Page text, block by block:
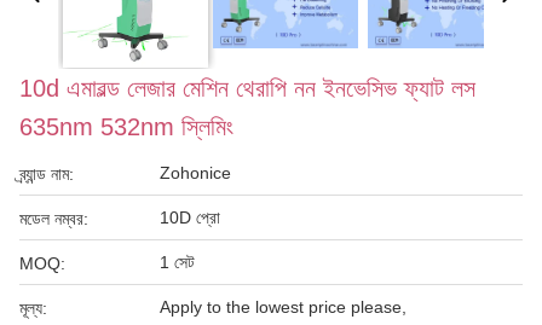
10d এমারল্ড লেজার মেশিন থেরাপি নন ইনভেসিভ ফ্যাট লস
635nm 532nm স্লিমিং
ব্র্যান্ড নাম: Zohonice
মডেল নম্বর: 10D প্রো
MOQ: 1 সেট
মূল্য: Apply to the lowest price please,